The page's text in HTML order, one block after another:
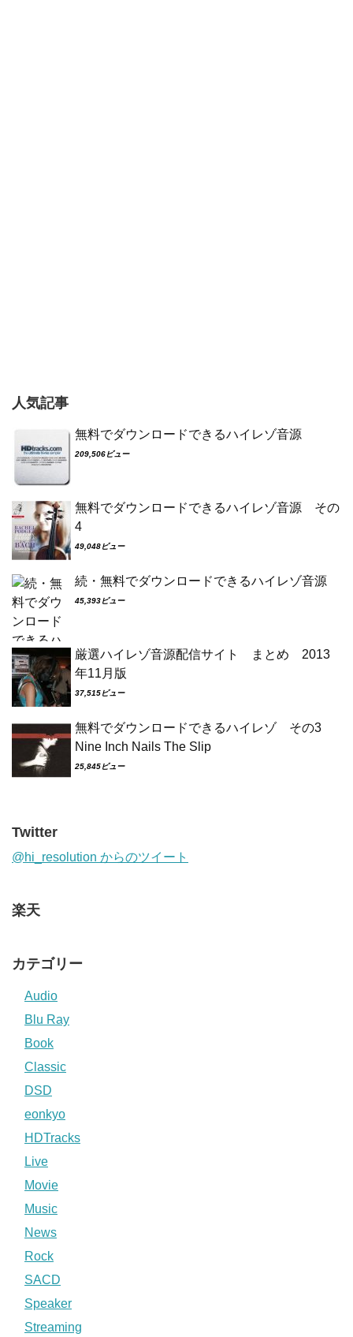
人気記事
無料でダウンロードできるハイレゾ音源
209,506ビュー
無料でダウンロードできるハイレゾ音源 その
4
49,048ビュー
続・無料でダウンロードできるハイレゾ音源
45,393ビュー
厳選ハイレゾ音源配信サイト まとめ 2013
年11月版
37,515ビュー
無料でダウンロードできるハイレゾ その3
Nine Inch Nails The Slip
25,845ビュー
Twitter
@hi_resolution からのツイート
楽天
カテゴリー
Audio
Blu Ray
Book
Classic
DSD
eonkyo
HDTracks
Live
Movie
Music
News
Rock
SACD
Speaker
Streaming